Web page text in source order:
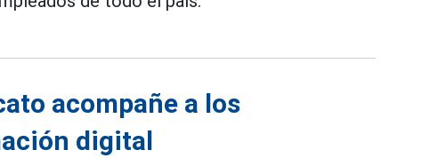
acompañe a los
digital